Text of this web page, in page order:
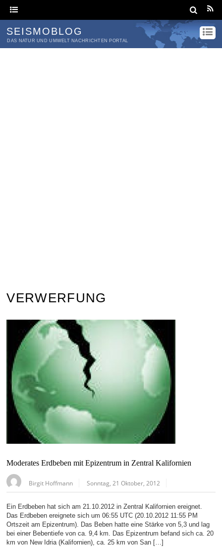
SEISMOBLOG
DAS NATUR UND UMWELT NACHRICHTEN PORTAL
VERWERFUNG
Moderates Erdbeben mit Epizentrum in Zentral Kalifornien
Birgit Hoffmann Sonntag, 21 Oktober, 2012
Ein Erdbeben hat sich am 21.10.2012 in Zentral Kalifornien ereignet.
Das Erdbeben ereignete sich um 06:55 UTC (20.10.2012 11:55 PM
Ortszeit am Epizentrum). Das Beben hatte eine Stärke von 5,3 und lag
bei einer Bebentiefe von ca. 9,4 km. Das Epizentrum befand sich ca. 20
km von New Idria (Kalifornien), ca. 25 km von San […]